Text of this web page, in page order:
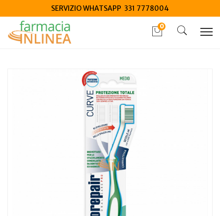
SERVIZIO WHATSAPP 331 7778004
0
Coswell Biorepair spazzolino totale